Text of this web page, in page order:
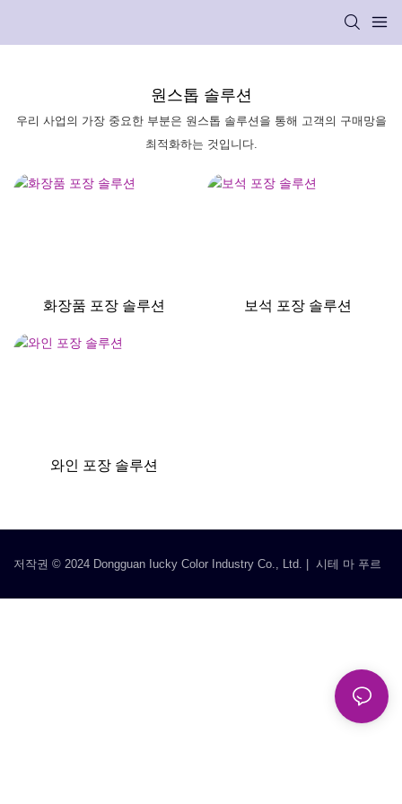
원스톱 솔루션
우리 사업의 가장 중요한 부분은 원스톱 솔루션을 통해 고객의 구매망을
최적화하는 것입니다.
화장품 포장 솔루션 보석 포장 솔루션
와인 포장 솔루션
저작권 © 2024 Dongguan Iucky Color Industry Co., Ltd. | 시테 마 푸르